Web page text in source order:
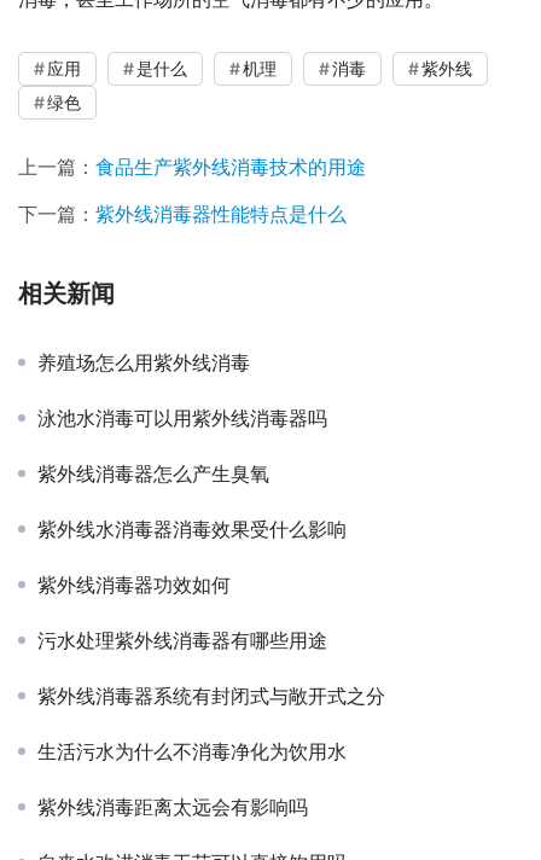
应用 是什么 机理 消毒
紫外线
绿色
上一篇： 食品生产紫外线消毒技术的用途
下一篇： 紫外线消毒器性能特点是什么
相关新闻
养殖场怎么用紫外线消毒
泳池水消毒可以用紫外线消毒器吗
紫外线消毒器怎么产生臭氧
紫外线水消毒器消毒效果受什么影响
紫外线消毒器功效如何
污水处理紫外线消毒器有哪些用途
紫外线消毒器系统有封闭式与敞开式之分
生活污水为什么不消毒净化为饮用水
紫外线消毒距离太远会有影响吗